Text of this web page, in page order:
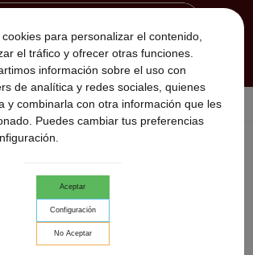
para personalizar el contenido,
el tráfico y ofrecer otras funciones.
información sobre el uso con
de analítica y redes sociales, quienes
y combinarla con otra información que les
Puedes cambiar tus preferencias
Aceptar
Configuración
No Aceptar
Utara TRIBAL MOON · CONCIERTO